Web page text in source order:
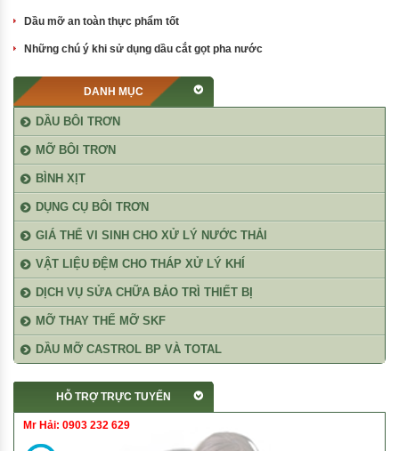
Dầu mỡ an toàn thực phẩm tốt
Những chú ý khi sử dụng dầu cắt gọt pha nước
DANH MỤC
DẦU BÔI TRƠN
MỠ BÔI TRƠN
BÌNH XỊT
DỤNG CỤ BÔI TRƠN
GIÁ THỂ VI SINH CHO XỬ LÝ NƯỚC THẢI
VẬT LIỆU ĐỆM CHO THÁP XỬ LÝ KHÍ
DỊCH VỤ SỬA CHỮA BẢO TRÌ THIẾT BỊ
MỠ THAY THẾ MỠ SKF
DẦU MỠ CASTROL BP VÀ TOTAL
HỖ TRỢ TRỰC TUYẾN
Mr Hải: 0903 232 629